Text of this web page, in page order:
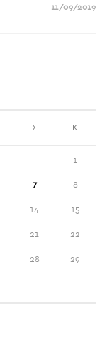
11/09/2019
Σ Κ
1
7 8
14 15
21 22
28 29